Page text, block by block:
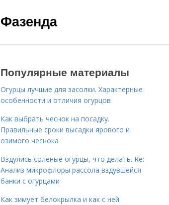
Фазенда
Популярные материалы
Огурцы лучшие для засолки. Характерные
особенности и отличия огурцов
Как выбрать чеснок на посадку.
Правильные сроки высадки ярового и
озимого чеснока
Вздулись соленые огурцы, что делать. Re:
Анализ микрофлоры рассола вздувшейся
банки с огурцами
Как зимует белокрылка и как с ней